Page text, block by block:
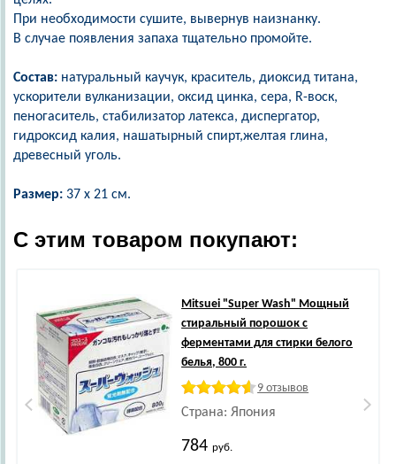
При необходимости сушите, вывернув наизнанку.
В случае появления запаха тщательно промойте.
Состав: натуральный каучук, краситель, диоксид титана,
ускорители вулканизации, оксид цинка, сера, R-воск,
пеногаситель, стабилизатор латекса, диспергатор,
гидроксид калия, нашатырный спирт,желтая глина,
древесный уголь.
Размер: 37 x 21 см.
С этим товаром покупают:
Mitsuei "Super Wash" Мощный
стиральный порошок с
ферментами для стирки белого
белья, 800 г.
9 отзывов
Страна: Япония
784руб.